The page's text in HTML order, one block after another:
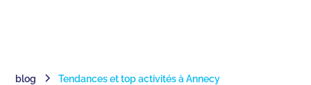
blog Tendances et top activités à Annecy